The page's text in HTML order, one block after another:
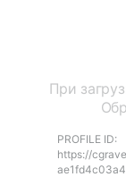
При
PROFILE ID:
https://